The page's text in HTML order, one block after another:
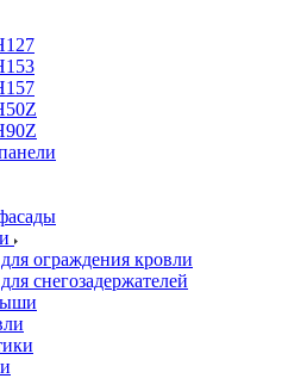
ограждения кровли
снегозадержателей